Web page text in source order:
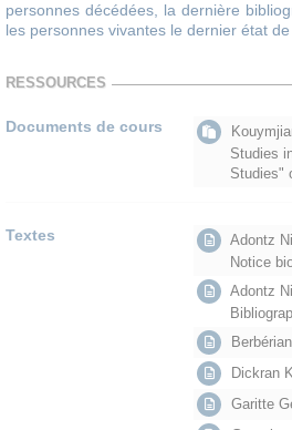
personnes décédées, la dernière
les personnes vivantes le dernier état
RESSOURCES
Documents de cours
Studies
Studies"
Textes
Adontz
Notice
Adontz
Dickran
Garitte